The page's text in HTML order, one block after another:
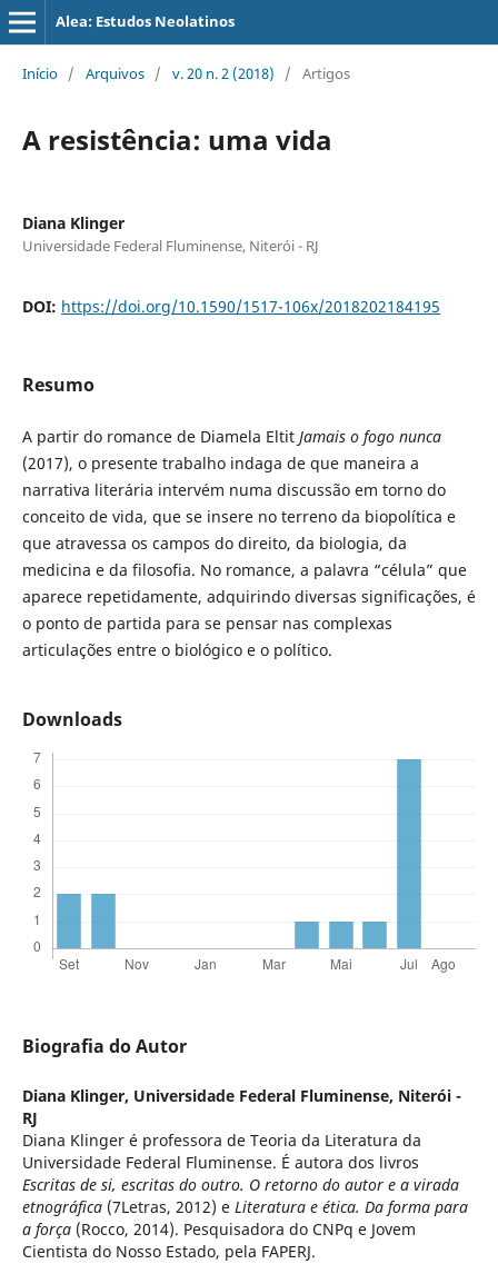
Alea: Estudos Neolatinos
Início / Arquivos / v. 20 n. 2 (2018) / Artigos
A resistência: uma vida
Diana Klinger
Universidade Federal Fluminense, Niterói - RJ
DOI: https://doi.org/10.1590/1517-106x/2018202184195
Resumo
A partir do romance de Diamela Eltit Jamais o fogo nunca
(2017), o presente trabalho indaga de que maneira a
narrativa literária intervém numa discussão em torno do
conceito de vida, que se insere no terreno da biopolítica e
que atravessa os campos do direito, da biologia, da
medicina e da filosofia. No romance, a palavra “célula” que
aparece repetidamente, adquirindo diversas significações, é
o ponto de partida para se pensar nas complexas
articulações entre o biológico e o político.
Downloads
Biografia do Autor
Diana Klinger, Universidade Federal Fluminense, Niterói -
RJ
Diana Klinger é professora de Teoria da Literatura da
Universidade Federal Fluminense. É autora dos livros
Escritas de si, escritas do outro. O retorno do autor e a virada
etnográfica (7Letras, 2012) e Literatura e ética. Da forma para
a força (Rocco, 2014). Pesquisadora do CNPq e Jovem
Cientista do Nosso Estado, pela FAPERJ.